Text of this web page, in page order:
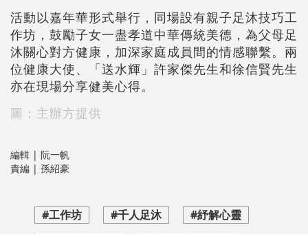
活動以嘉年華形式舉行，同場設有親子足沐技巧工
作坊，鼓勵子女一盡孝道中華傳統美德，為父母足
沐關心對方健康，加深家庭成員間的情感聯繫。兩
位健康大使、「送水輝」許家傑先生和徐信賢先生
亦在現場分享健美心得。
圖：主辦方提供
編輯 | 阮一帆
責編 | 孫紹豪
#工作坊 #千人足沐
#紓解心靈